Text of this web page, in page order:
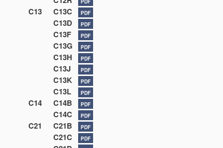
PDF
C13 C13C PDF
C13D PDF
C13F PDF
C13G PDF
C13H PDF
C13J PDF
C13K PDF
C13L PDF
C14 C14B PDF
C14C PDF
C21 C21B PDF
C21C PDF